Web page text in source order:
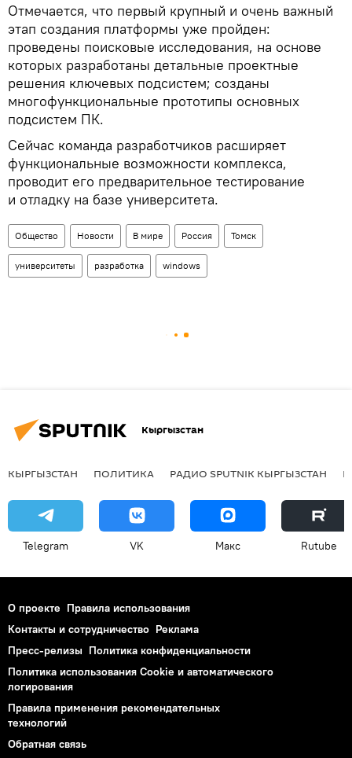
Отмечается, что первый крупный и очень важный
этап создания платформы уже пройден:
проведены поисковые исследования, на основе
которых разработаны детальные проектные
решения ключевых подсистем; созданы
многофункциональные прототипы основных
подсистем ПК.
Сейчас команда разработчиков расширяет
функциональные возможности комплекса,
проводит его предварительное тестирование
и отладку на базе университета.
Общество Новости В мире Россия Томск
университеты разработка windows
Кыргызстан
КЫРГЫЗСТАН ПОЛИТИКА РАДИО SPUTNIK КЫРГЫЗСТАН
Telegram VK Макс Rutube
О проекте Правила использования
Контакты и сотрудничество Реклама
Пресс-релизы Политика конфиденциальности
Политика использования Cookie и автоматического
логирования
Правила применения рекомендательных
технологий
Обратная связь